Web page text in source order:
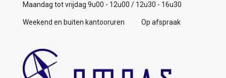
Maandag tot vrijdag 9u00 - 12u00 / 12u30 - 16u30
Weekend en buiten kantooruren Op afspraak